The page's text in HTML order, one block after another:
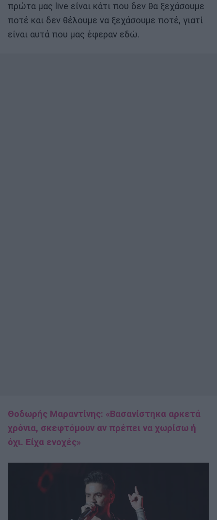
πρώτα μας live είναι κάτι που δεν θα ξεχάσουμε
ποτέ και δεν θέλουμε να ξεχάσουμε ποτέ, γιατί
είναι αυτά που μας έφεραν εδώ.
Θοδωρής Μαραντίνης: «Βασανίστηκα αρκετά
χρόνια, σκεφτόμουν αν πρέπει να χωρίσω ή
όχι. Είχα ενοχές»